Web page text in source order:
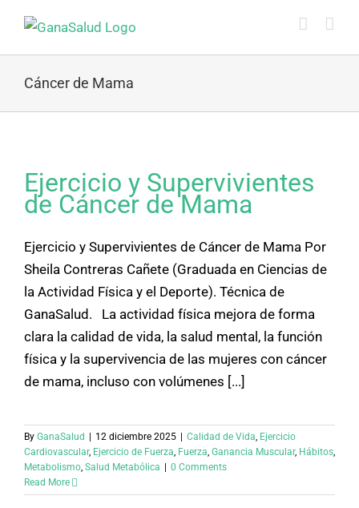
content
Cáncer de Mama
Ejercicio y Supervivientes
de Cáncer de Mama
Ejercicio y Supervivientes de Cáncer de Mama Por
Sheila Contreras Cañete (Graduada en Ciencias de
la Actividad Física y el Deporte). Técnica de
GanaSalud. La actividad física mejora de forma
clara la calidad de vida, la salud mental, la función
física y la supervivencia de las mujeres con cáncer
de mama, incluso con volúmenes [...]
By GanaSalud 12 diciembre 2025 Calidad de Vida, Ejercicio
Cardiovascular, Ejercicio de Fuerza, Fuerza, Ganancia Muscular, Hábitos,
Metabolismo, Salud Metabólica
0 Comments
Read More